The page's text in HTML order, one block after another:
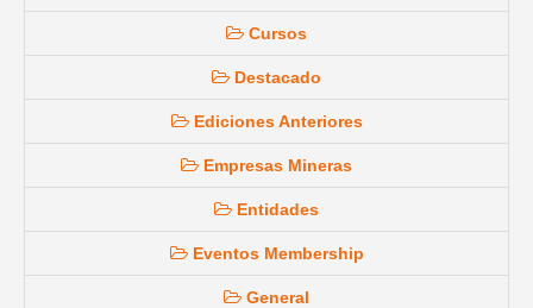
Cursos
Destacado
Ediciones Anteriores
Empresas Mineras
Entidades
Eventos Membership
General